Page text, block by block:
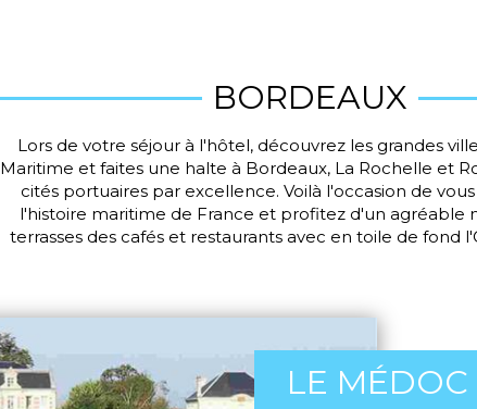
BORDEAUX
Lors de votre séjour à l'hôtel, découvrez les grandes
Maritime et faites une halte à Bordeaux, La Rochelle et
cités portuaires par excellence. Voilà l'occasion de
l'histoire maritime de France et profitez d'un agréable
terrasses des cafés et restaurants avec en toile de fond
LE MÉDOC